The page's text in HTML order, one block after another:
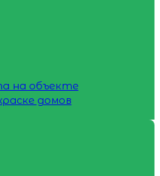
на объекте
домов